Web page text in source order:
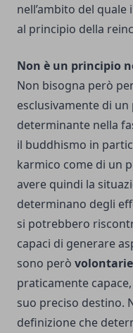
nell’ambito del
al principio della
Non è un principio
Non bisogna però
esclusivamente di
determinante nella
il buddhismo in
karmico come di un
avere quindi la
determinano degli
si potrebbero
capaci di generare
sono però volontarie
praticamente
suo preciso destino.
definizione che